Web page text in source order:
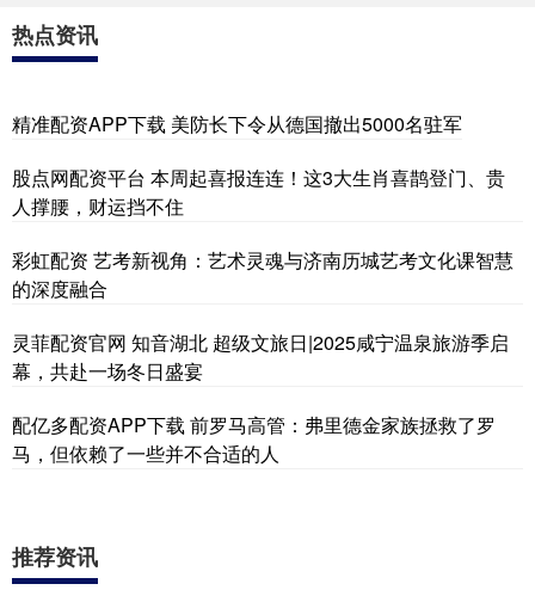
热点资讯
精准配资APP下载 美防长下令从德国撤出5000名驻军
股点网配资平台 本周起喜报连连！这3大生肖喜鹊登门、贵
人撑腰，财运挡不住
彩虹配资 艺考新视角：艺术灵魂与济南历城艺考文化课智慧
的深度融合
灵菲配资官网 知音湖北 超级文旅日|2025咸宁温泉旅游季启
幕，共赴一场冬日盛宴
配亿多配资APP下载 前罗马高管：弗里德金家族拯救了罗
马，但依赖了一些并不合适的人
推荐资讯